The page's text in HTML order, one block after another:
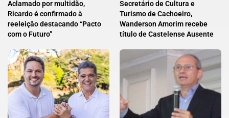
Aclamado por multidão,
Ricardo é confirmado à
reeleição destacando “Pacto
com o Futuro”
Secretário de Cultura e
Turismo de Cachoeiro,
Wanderson Amorim recebe
título de Castelense Ausente